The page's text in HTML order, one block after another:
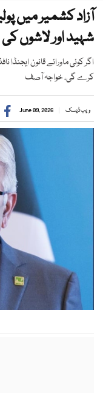
آزاد کشمیر میں
شہید اور لاشوں
اگر کوئی ماورائے قانون ایجنڈا
کرے گی، خواجہ آصف
ویب ڈیسک June 09, 2026